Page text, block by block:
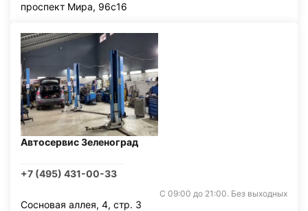
проспект Мира, 96с16
Автосервис Зеленоград
+7 (495) 431-00-33
С 09:00 до 21:00. Без выходных
Сосновая аллея, 4, стр. 3